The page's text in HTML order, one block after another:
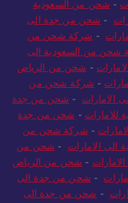
- شحن من السعودية
- شحن من جدة الى
- شركة شحن من
من السعودية الى
- شحن من الرياض
- شركة شحن من
الامارات - شحن من جدة
- شحن من جدة
- شركة شحن من
الامارات - شحن من
- شحن من الرياض
- شحن من جدة الى
- شحن من جدة الى